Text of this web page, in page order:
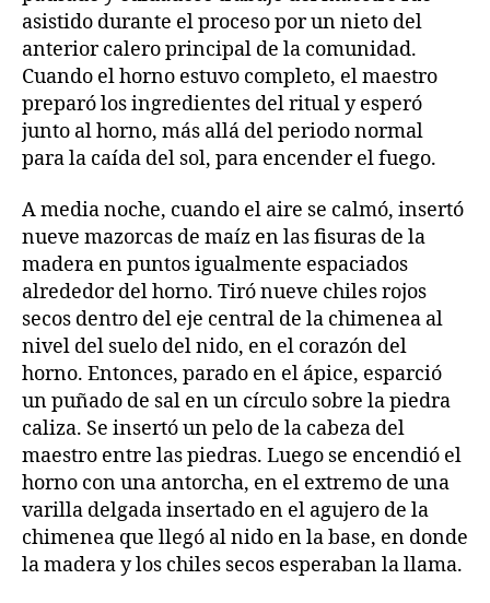
asistido durante el proceso por un nieto del
anterior calero principal de la comunidad.
Cuando el horno estuvo completo, el maestro
preparó los ingredientes del ritual y esperó
junto al horno, más allá del periodo normal
para la caída del sol, para encender el fuego.
A media noche, cuando el aire se calmó, insertó
nueve mazorcas de maíz en las fisuras de la
madera en puntos igualmente espaciados
alrededor del horno. Tiró nueve chiles rojos
secos dentro del eje central de la chimenea al
nivel del suelo del nido, en el corazón del
horno. Entonces, parado en el ápice, esparció
un puñado de sal en un círculo sobre la piedra
caliza. Se insertó un pelo de la cabeza del
maestro entre las piedras. Luego se encendió el
horno con una antorcha, en el extremo de una
varilla delgada insertado en el agujero de la
chimenea que llegó al nido en la base, en donde
la madera y los chiles secos esperaban la llama.